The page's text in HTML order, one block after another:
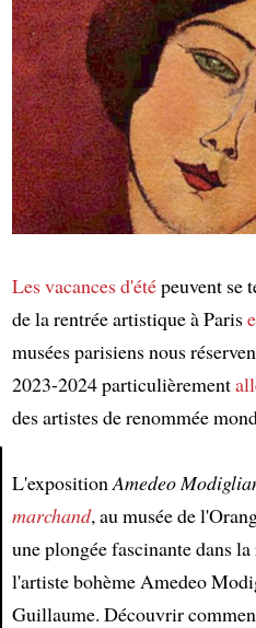
Article
Les vacances d'étépeuvent se
de la rentrée artistique à Paris
musées parisiens nous
2023-2024 particulièrement
des artistes de renommée
L'expositionAmedeo
marchand, au musée de
une plongée fascinante dans
l'artiste bohème Amedeo
Guillaume. Découvrir